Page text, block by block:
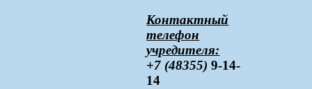
Контактный
телефон
учредителя:
+7 (48355)9-14-
14